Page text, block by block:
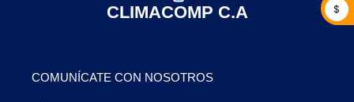
CLIMACOMP C.A
COMUNÍCATE CON NOSOTROS
$